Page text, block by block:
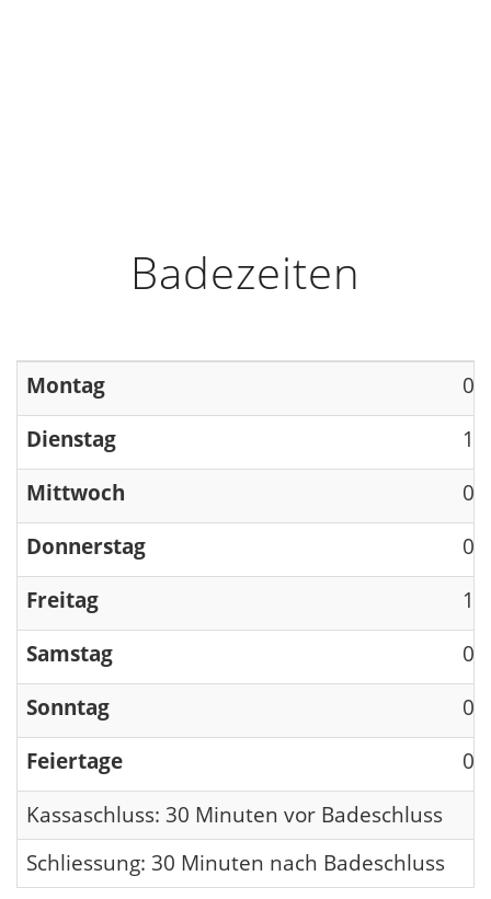
Badezeiten
Montag
Dienstag
Mittwoch
Donnerstag
Freitag
Samstag
Sonntag
Feiertage
Kassaschluss: 30 Minuten vor Badeschluss
Schliessung: 30 Minuten nach Badeschluss